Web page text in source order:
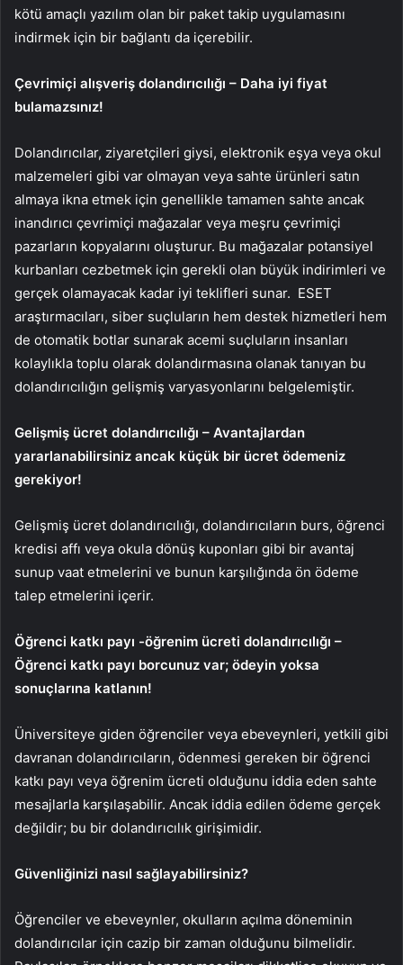
kötü amaçlı yazılım olan bir paket takip uygulamasını
indirmek için bir bağlantı da içerebilir.
Çevrimiçi alışveriş dolandırıcılığı – Daha iyi fiyat
bulamazsınız!
Dolandırıcılar, ziyaretçileri giysi, elektronik eşya veya okul
malzemeleri gibi var olmayan veya sahte ürünleri satın
almaya ikna etmek için genellikle tamamen sahte ancak
inandırıcı çevrimiçi mağazalar veya meşru çevrimiçi
pazarların kopyalarını oluşturur. Bu mağazalar potansiyel
kurbanları cezbetmek için gerekli olan büyük indirimleri ve
gerçek olamayacak kadar iyi teklifleri sunar. ESET
araştırmacıları, siber suçluların hem destek hizmetleri hem
de otomatik botlar sunarak acemi suçluların insanları
kolaylıkla toplu olarak dolandırmasına olanak tanıyan bu
dolandırıcılığın gelişmiş varyasyonlarını belgelemiştir.
Gelişmiş ücret dolandırıcılığı – Avantajlardan
yararlanabilirsiniz ancak küçük bir ücret ödemeniz
gerekiyor!
Gelişmiş ücret dolandırıcılığı, dolandırıcıların burs, öğrenci
kredisi affı veya okula dönüş kuponları gibi bir avantaj
sunup vaat etmelerini ve bunun karşılığında ön ödeme
talep etmelerini içerir.
Öğrenci katkı payı -öğrenim ücreti dolandırıcılığı –
Öğrenci katkı payı borcunuz var; ödeyin yoksa
sonuçlarına katlanın!
Üniversiteye giden öğrenciler veya ebeveynleri, yetkili gibi
davranan dolandırıcıların, ödenmesi gereken bir öğrenci
katkı payı veya öğrenim ücreti olduğunu iddia eden sahte
mesajlarla karşılaşabilir. Ancak iddia edilen ödeme gerçek
değildir; bu bir dolandırıcılık girişimidir.
Güvenliğinizi nasıl sağlayabilirsiniz?
Öğrenciler ve ebeveynler, okulların açılma döneminin
dolandırıcılar için cazip bir zaman olduğunu bilmelidir.